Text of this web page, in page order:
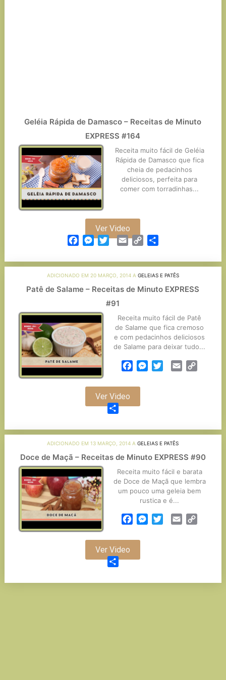
Geléia Rápida de Damasco – Receitas de Minuto
EXPRESS #164
Receita muito fácil de Geléia
Rápida de Damasco que fica
cheia de pedacinhos
deliciosos, perfeita para
comer com torradinhas...
Ver Video
Facebook
Messenger
TwitterEmail Copy
ADICIONADO EM 20 MARÇO, 2014 A GELEIAS E PATÊS
Patê de Salame – Receitas de Minuto EXPRESS
#91
Receita muito fácil de Patê
de Salame que fica cremoso
e com pedacinhos deliciosos
de Salame para deixar tudo...
Ver Video
FacebookMessenger
TwitterEmail
Partilhar
ADICIONADO EM 13 MARÇO, 2014 AGELEIAS E PATÊS
Doce de Maçã – Receitas de Minuto EXPRESS #90
Receita muito fácil e barata
de Doce de Maçã que lembra
um pouco uma geleia bem
rustica e é...
Ver Video
FacebookMessenger
TwitterEmail
Partilhar